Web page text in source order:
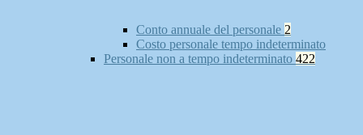
Conto annuale del personale 2
Costo personale tempo indeterminato
Personale non a tempo indeterminato 422